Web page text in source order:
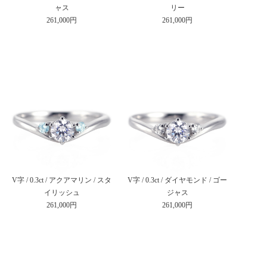
ャス
261,000円
リー
261,000円
V字 / 0.3ct / アクアマリン / スタ
イリッシュ
261,000円
V字 / 0.3ct / ダイヤモンド / ゴー
ジャス
261,000円